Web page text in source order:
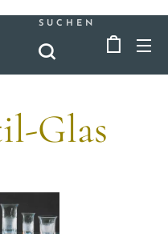
SUCHEN
Glas